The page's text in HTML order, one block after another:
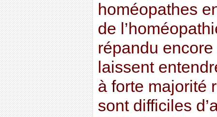
homéopathes
de
répandu
laissent
à forte majorité
sont difficiles